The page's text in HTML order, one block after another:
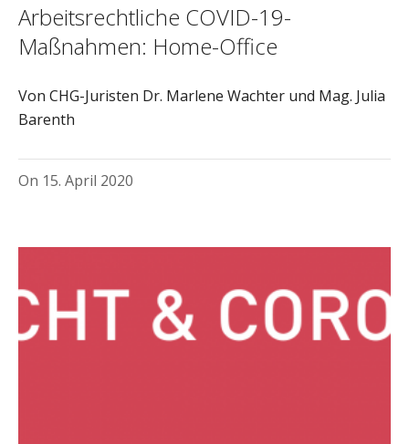
Arbeitsrechtliche COVID-19-
Maßnahmen: Home-Office
Von CHG-Juristen Dr. Marlene Wachter und Mag. Julia
Barenth
On 15. April 2020